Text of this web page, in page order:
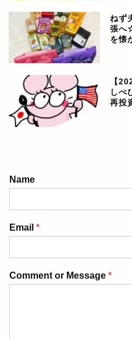
ねず
張へ
を懐
【
しべ
再投
Name
Email *
Comment or Message *
ぴんね
ぴんね